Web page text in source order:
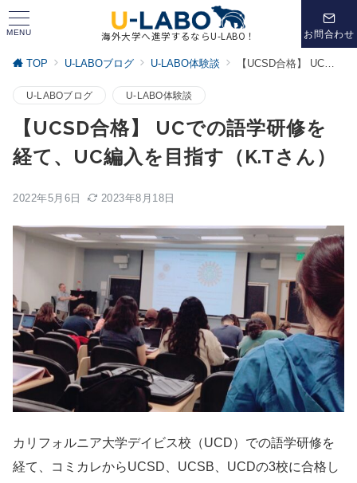
MENU 海外大学へ進学するならU-LABO！ お問合わせ
TOP U-LABOブログ U-LABO体験談 【UCSD合格】 UCでの語学研修を経て、UC編入を目指す（K.Tさん）
U-LABOブログ U-LABO体験談
【UCSD合格】 UCでの語学研修を
経て、UC編入を目指す（K.Tさん）
2022年5月6日 2023年8月18日
カリフォルニア大学デイビス校（UCD）での語学研修を
経て、コミカレからUCSD、UCSB、UCDの3校に合格し